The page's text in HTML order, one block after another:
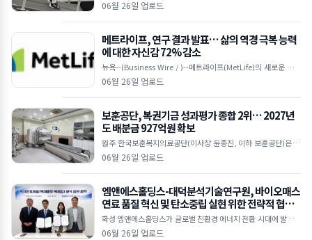
발한 무동력 기반의 ‘수동형 소프트 엑소슈트(Passive Soft Exos
06월 26일 업로드
메트라이프, 연구 결과 발표… 삶의 역경 극복 능력
에 대한 자신감 72% 감소
뉴욕--(Business Wire / )--메트라이프(MetLife)의 새로운 다국
적 연구에 따르면, 눈에 띄는 ‘자신감 격차(confidence gap)’가
06월 26일 업로드
보훈공단, 복권기금 성과평가 종합 2위… 2027년
도 배분금 927억원 확보
원주 한국보훈복지의료공단(이사장 윤종진, 이하 보훈공단)은 기
획예산처 복권위원회가 주관한 ‘2025년 복권기금사업 성과평
06월 26일 업로드
엠앤에스홀딩스-대덕분석기술연구원, 바이오매스
연료 품질 혁신 및 탄소중립 실현 위한 전략적 협력
본격화
화성 엠앤에스홀딩스가 글로벌 친환경 에너지 전환 시대에 발맞춰
목재펠릿 및 목재칩 연료의 품질 경쟁력을 강화하고 지속가능한 바
06월 26일 업로드